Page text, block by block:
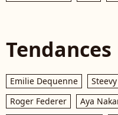
Tendances
Emilie Dequenne
Roger Federer
Aya